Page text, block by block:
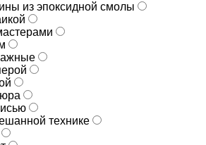
из эпоксидной смолы
технике